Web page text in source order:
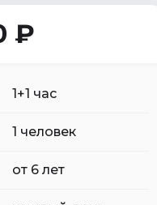
₽
1+1 час
1 человек
от 6 лет